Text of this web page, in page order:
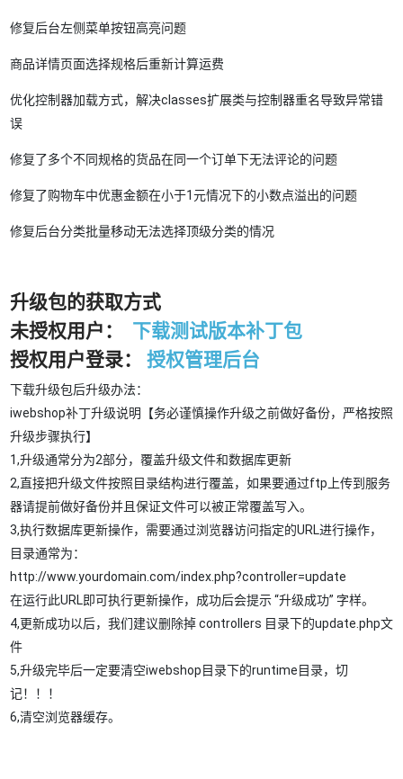
修复后台左侧菜单按钮高亮问题
商品详情页面选择规格后重新计算运费
优化控制器加载方式，解决classes扩展类与控制器重名导致异常错
误
修复了多个不同规格的货品在同一个订单下无法评论的问题
修复了购物车中优惠金额在小于1元情况下的小数点溢出的问题
修复后台分类批量移动无法选择顶级分类的情况
升级包的获取方式
未授权用户： 下载测试版本补丁包
授权用户登录： 授权管理后台
下载升级包后升级办法：
iwebshop补丁升级说明【务必谨慎操作升级之前做好备份，严格按照
升级步骤执行】
1,升级通常分为2部分，覆盖升级文件和数据库更新
2,直接把升级文件按照目录结构进行覆盖，如果要通过ftp上传到服务
器请提前做好备份并且保证文件可以被正常覆盖写入。
3,执行数据库更新操作，需要通过浏览器访问指定的URL进行操作，
目录通常为：
http://www.yourdomain.com/index.php?controller=update
在运行此URL即可执行更新操作，成功后会提示 “升级成功” 字样。
4,更新成功以后，我们建议删除掉 controllers 目录下的update.php文
件
5,升级完毕后一定要清空iwebshop目录下的runtime目录，切
记！！！
6,清空浏览器缓存。